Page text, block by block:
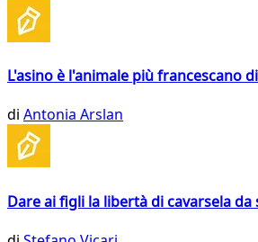
L'asino è l'animale più francescano
di Antonia Arslan
Dare ai figli la libertà di cavarsela da